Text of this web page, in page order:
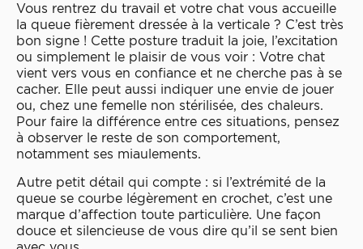
Vous rentrez du travail et votre chat vous accueille
la queue fièrement dressée à la verticale ? C’est très
bon signe ! Cette posture traduit la joie, l’excitation
ou simplement le plaisir de vous voir : Votre chat
vient vers vous en confiance et ne cherche pas à se
cacher. Elle peut aussi indiquer une envie de jouer
ou, chez une femelle non stérilisée, des chaleurs.
Pour faire la différence entre ces situations, pensez
à observer le reste de son comportement,
notamment ses miaulements.
Autre petit détail qui compte : si l’extrémité de la
queue se courbe légèrement en crochet, c’est une
marque d’affection toute particulière. Une façon
douce et silencieuse de vous dire qu’il se sent bien